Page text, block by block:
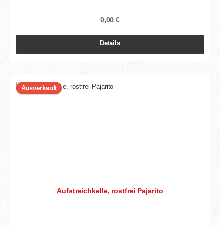
0,00 €
Details
Ausverkauft
Aufstreichkelle, rostfrei Pajarito